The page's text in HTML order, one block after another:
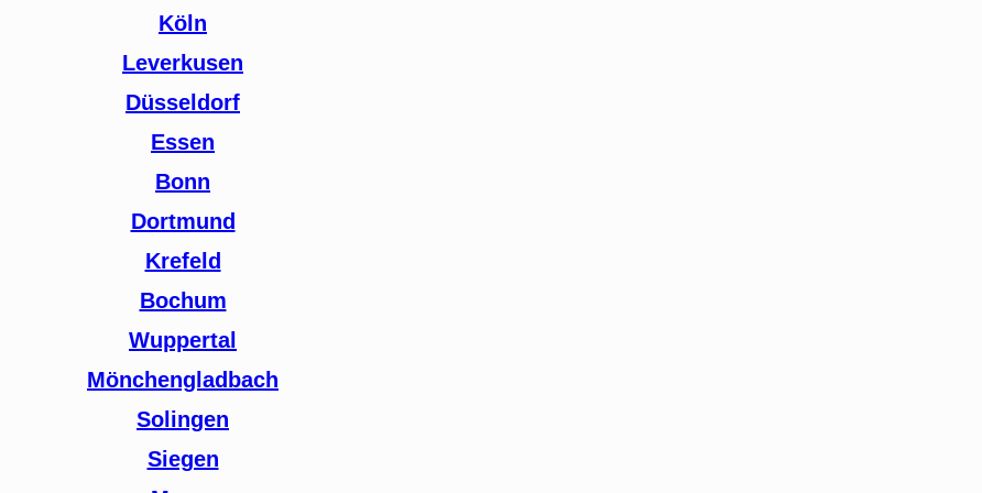
Köln
Leverkusen
Düsseldorf
Essen
Bonn
Dortmund
Krefeld
Bochum
Wuppertal
Mönchengladbach
Solingen
Siegen